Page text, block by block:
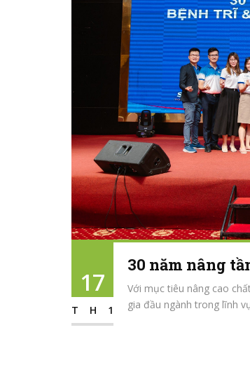
17
TH1
30 năm nâng
Với mục tiêu nâng cao
gia đầu ngành trong lĩnh